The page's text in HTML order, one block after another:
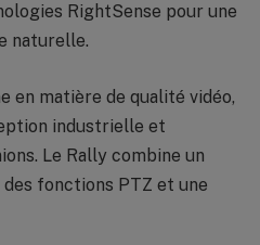
RightSense pour une
naturelle.
en matière de qualité vidéo,
industrielle et
Le Rally combine un
fonctions PTZ et une